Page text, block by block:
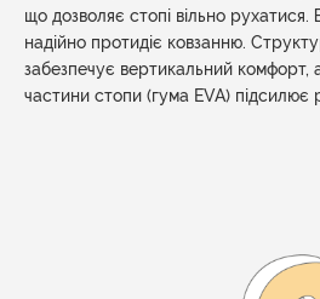
що дозволяє стопі вільно
надійно протидіє ковзанню.
забезпечує вертикальний комфорт,
частини стопи (гума EVA) підсилює